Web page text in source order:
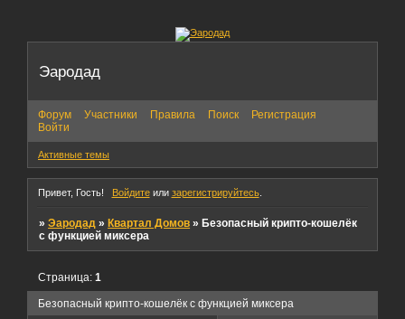
Эародад
Форум Участники Правила Поиск
Регистрация
Войти
Активные темы
Привет, Гость! Войдитеили зарегистрируйтесь.
»Эародад »Квартал Домов »Безопасный крипто-кошелёк
с функцией миксера
Безопасный крипто-кошелёк с функцией миксера
Страница:1